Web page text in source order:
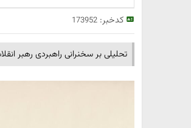
کدخبر:173952
تحلیلی بر سخنرانی راهبردی رهبر